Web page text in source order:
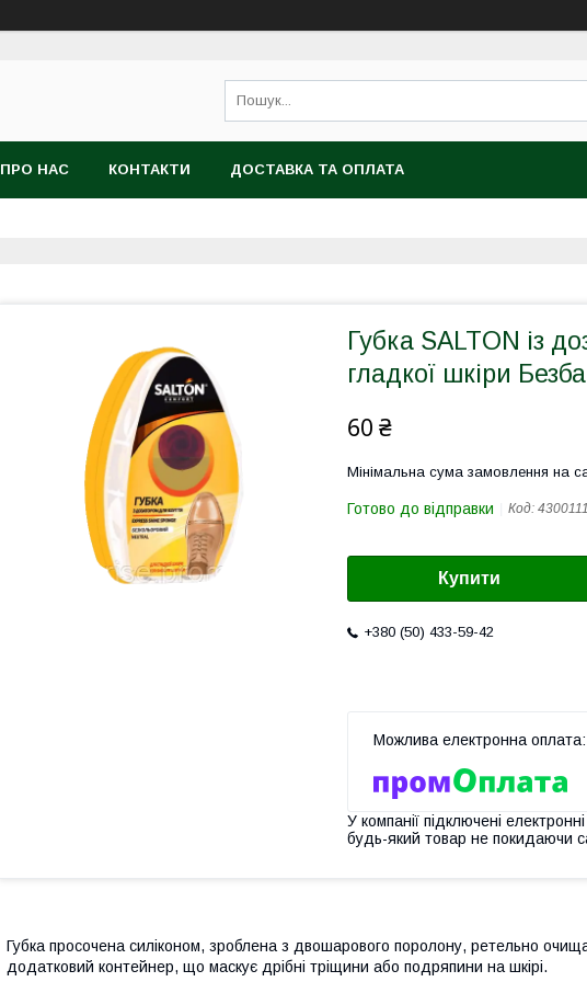
ПРО НАС КОНТАКТИ ДОСТАВКА ТА ОПЛАТА
Губка SALTON із
гладкої шкіри
60 ₴
Мінімальна сума замовлення на
Готово до відправки Код:
Купити
+380 (50) 433-59-42
У компанії підключені
будь-який товар не покидаючи
Губка просочена силіконом, зроблена з двошарового поролону, ретельно
додатковий контейнер, що маскує дрібні тріщини або подряпини на шкірі.